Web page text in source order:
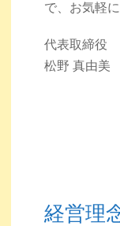
で、お気軽
代表取締役
松野 真由美
経営理